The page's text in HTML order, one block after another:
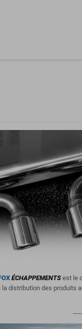
ÉCHAPPEMENTS est le
distribution des produits